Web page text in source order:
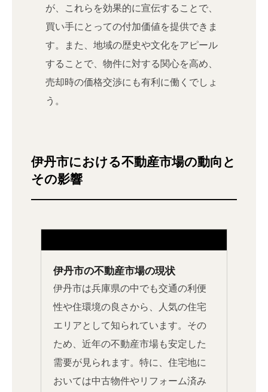
が、これらを効果的に宣伝することで、
買い手にとっての付加価値を提供できま
す。また、地域の歴史や文化をアピール
することで、物件に対する関心を高め、
売却時の価格交渉にも有利に働くでしょ
う。
伊丹市における不動産市場の動向と
その影響
伊丹市の不動産市場の現状
伊丹市は兵庫県の中でも交通の利便
性や住環境の良さから、人気の住宅
エリアとして知られています。その
ため、近年の不動産市場も安定した
需要が見られます。特に、住宅地に
おいては中古物件やリフォーム済み